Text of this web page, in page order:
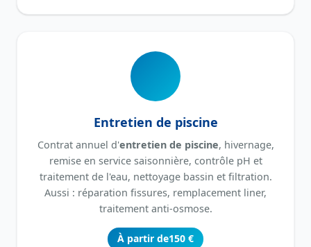
Entretien de piscine
Contrat annuel d'entretien de piscine, hivernage,
remise en service saisonnière, contrôle pH et
traitement de l'eau, nettoyage bassin et filtration.
Aussi : réparation fissures, remplacement liner,
traitement anti-osmose.
À partir de150 €